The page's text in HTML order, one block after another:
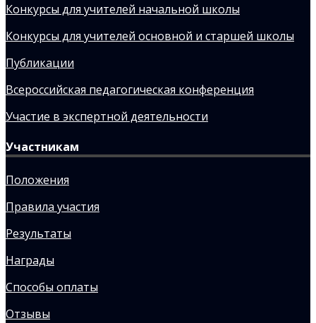
Конкурсы для учителей начальной школы
Конкурсы для учителей основной и старшей школы
Публикации
Всероссийская педагогическая конференция
Участие в экспертной деятельности
Участникам
Положения
Правила участия
Результаты
Награды
Способы оплаты
Отзывы